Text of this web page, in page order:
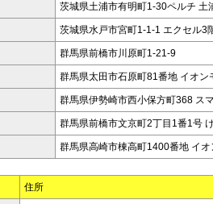
茨城県土浦市有明町1-30ペルチ 土
茨城県水戸市宮町1-1-1 エクセル3
群馬県前橋市川原町1-21-9
群馬県太田市石原町81番地 イオン
群馬県伊勢崎市西小保方町368 ス
群馬県前橋市文京町2丁目1番1号
群馬県高崎市棟高町1400番地 イ
住所